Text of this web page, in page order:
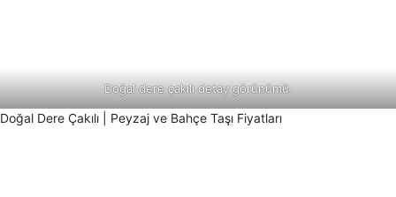
Doğal dere çakılı detay görünümü.
Doğal Dere Çakılı | Peyzaj ve Bahçe Taşı Fiyatları